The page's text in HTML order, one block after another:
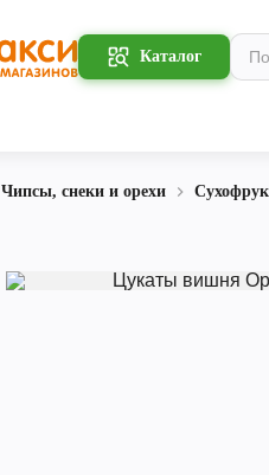
Каталог
Чипсы, снеки и орехи